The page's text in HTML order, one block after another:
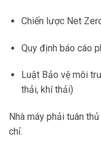
Chiến lược Net
Quy định báo cáo
Luật Bảo vệ môi
thải, khí thải)
Nhà máy phải tuân
chỉ.